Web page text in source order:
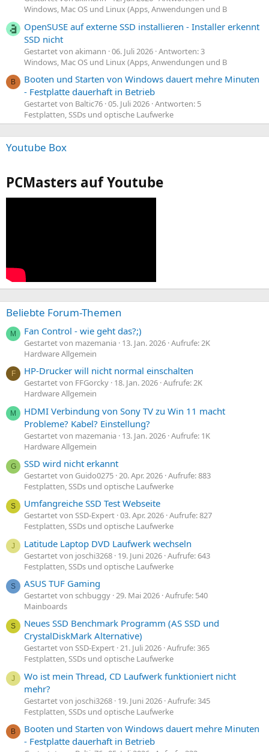
Windows, Mac OS und Linux (Apps, Anwendungen und B
OpenSUSE auf externe SSD installieren - Installer erkennt
SSD nicht
Gestartet von akimann 06. Juli 2026 Antworten: 3
Windows, Mac OS und Linux (Apps, Anwendungen und B
B
Booten und Starten von Windows dauert mehre Minuten
- Festplatte dauerhaft in Betrieb
Gestartet von Baltic76 05. Juli 2026 Antworten: 5
Festplatten, SSDs und optische Laufwerke
Youtube Box
PCMasters auf Youtube
Beliebte Forum-Themen
M Fan Control - wie geht das?;)
Gestartet von mazemania 13. Jan. 2026 Aufrufe: 2K
Hardware Allgemein
F HP-Drucker will nicht normal einschalten
Gestartet von FFGorcky 18. Jan. 2026 Aufrufe: 2K
Hardware Allgemein
M
HDMI Verbindung von Sony TV zu Win 11 macht
Probleme? Kabel? Einstellung?
Gestartet von mazemania 13. Jan. 2026 Aufrufe: 1K
Hardware Allgemein
G SSD wird nicht erkannt
Gestartet von Guido0275 20. Apr. 2026 Aufrufe: 883
Festplatten, SSDs und optische Laufwerke
S Umfangreiche SSD Test Webseite
Gestartet von SSD-Expert 03. Apr. 2026 Aufrufe: 827
Festplatten, SSDs und optische Laufwerke
J Latitude Laptop DVD Laufwerk wechseln
Gestartet von joschi3268 19. Juni 2026 Aufrufe: 643
Festplatten, SSDs und optische Laufwerke
S ASUS TUF Gaming
Gestartet von schbuggy 29. Mai 2026 Aufrufe: 540
Mainboards
S
Neues SSD Benchmark Programm (AS SSD und
CrystalDiskMark Alternative)
Gestartet von SSD-Expert 21. Juli 2026 Aufrufe: 365
Festplatten, SSDs und optische Laufwerke
J
Wo ist mein Thread, CD Laufwerk funktioniert nicht
mehr?
Gestartet von joschi3268 19. Juni 2026 Aufrufe: 345
Festplatten, SSDs und optische Laufwerke
B
Booten und Starten von Windows dauert mehre Minuten
- Festplatte dauerhaft in Betrieb